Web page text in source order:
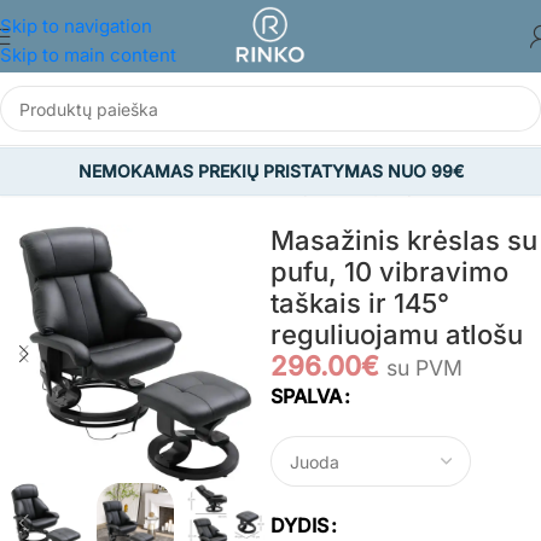
Skip to navigation
Skip to main content
NEMOKAMAS PREKIŲ PRISTATYMAS NUO 99€
BALDAI/Svetainės baldai/Atpalaiduojantys foteliai
Masažinis krėslas su
pufu, 10 vibravimo
taškais ir 145°
reguliuojamu atlošu
296.00€ su PVM
SPALVA
DYDIS